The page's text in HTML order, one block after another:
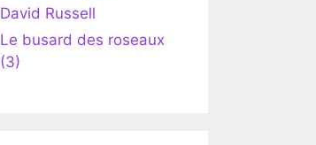
David Russell
Le busard des roseaux
(3)